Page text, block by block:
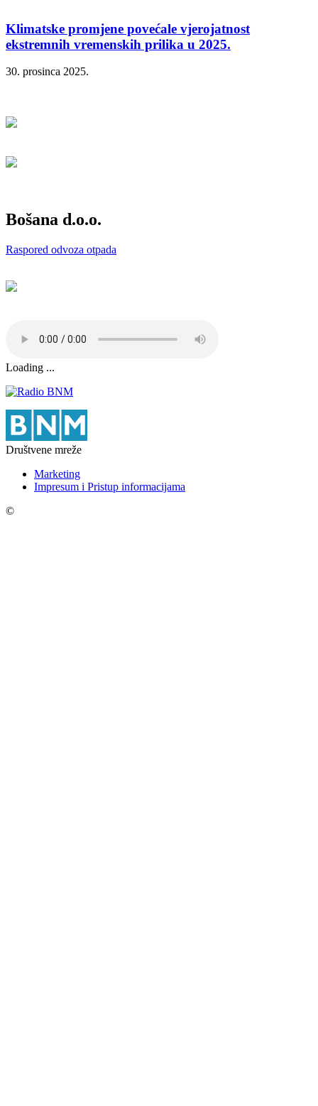
Klimatske promjene povećale vjerojatnost
ekstremnih vremenskih prilika u 2025.
30. prosinca 2025.
Bošana d.o.o.
Raspored odvoza otpada
Loading ...
Društvene mreže
Marketing
Impresum i Pristup informacijama
©